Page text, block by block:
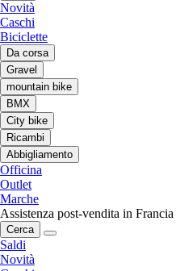
Novità
Caschi
Biciclette
Da corsa
Gravel
mountain bike
BMX
City bike
Ricambi
Abbigliamento
Officina
Outlet
Marche
Assistenza post-vendita in Francia
Cerca
Saldi
Novità